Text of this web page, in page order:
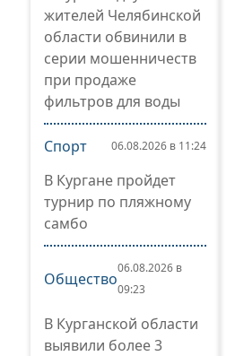
жителей Челябинской
области обвинили в
серии мошенничеств
при продаже
фильтров для воды
Спорт 06.08.2026 в 11:24
В Кургане пройдет
турнир по пляжному
самбо
Общество
06.08.2026 в
09:23
В Курганской области
выявили более 3